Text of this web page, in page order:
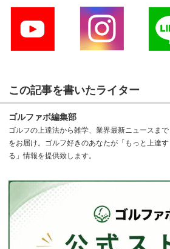
この記事を書いたライター
ゴルファボ編集部
ゴルフの上達法から雑学、業界最新ニュースまで
をお届け。ゴルフ好きのあなたが「もっと上達す
る」情報を提供致します。